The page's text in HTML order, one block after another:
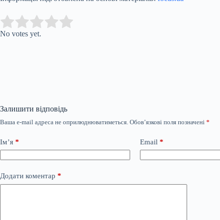
Rate this item:
No votes yet.
Залишити відповідь
Ваша e-mail адреса не оприлюднюватиметься. Обов’язкові поля позначені *
Ім’я * Email *
Додати коментар *